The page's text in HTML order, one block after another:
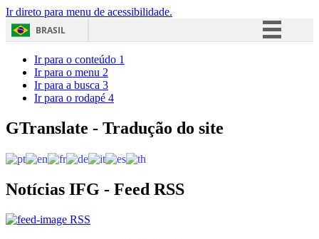
Ir direto para menu de acessibilidade.
BRASIL
Acesso à informação
Ir para o conteúdo 1
Ir para o menu 2
Ir para a busca 3
Ir para o rodapé 4
GTranslate - Tradução do site
Notícias IFG - Feed RSS
RSS